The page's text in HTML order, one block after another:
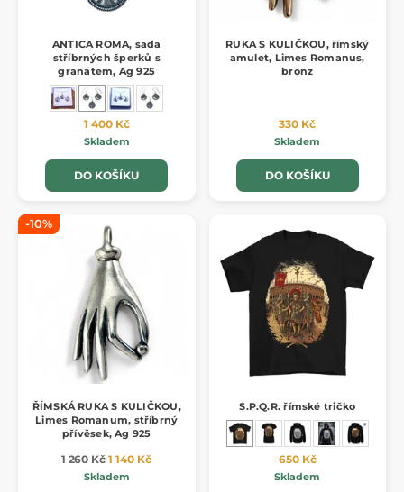
ANTICA ROMA, sada
stříbrných šperků s
granátem, Ag 925
1 400 Kč
Skladem
DO KOŠÍKU
RUKA S KULIČKOU, římský
amulet, Limes Romanus,
bronz
330 Kč
Skladem
DO KOŠÍKU
-10%
ŘÍMSKÁ RUKA S KULIČKOU,
Limes Romanum, stříbrný
přívěsek, Ag 925
1 260 Kč 1 140 Kč
Skladem
S.P.Q.R. římské tričko
650 Kč
Skladem